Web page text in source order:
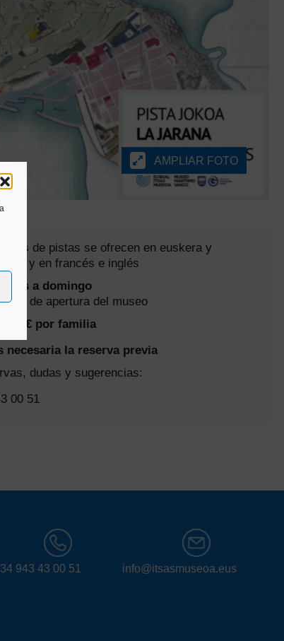
AMPLIAR FOTO
de pistas se ofrecen en euskera y
y en francés e inglés
a domingo
de apertura del museo
3 € por familia
necesaria la reserva previa
dudas y sugerencias:
00 51
943 43 00 51 info@itsasmuseoa.eus